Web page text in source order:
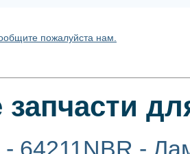
пожалуйста нам.
запчасти
- 64211NBR -